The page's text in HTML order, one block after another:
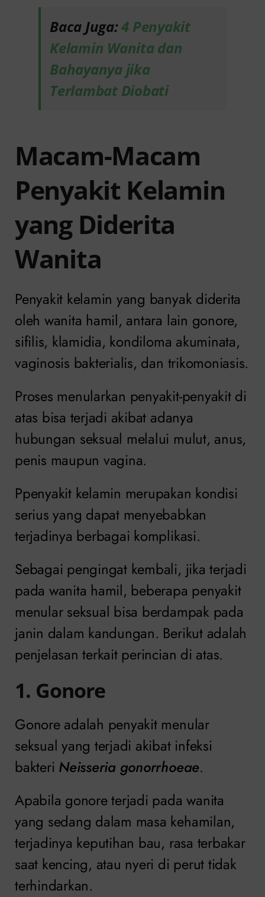
Baca Juga:4 Penyakit
Kelamin Wanita dan
Bahayanya jika
Terlambat Diobati
Macam-Macam
Penyakit Kelamin
yang Diderita
Wanita
Penyakit kelamin yang banyak diderita
oleh wanita hamil, antara lain gonore,
sifilis, klamidia, kondiloma akuminata,
vaginosis bakterialis, dan trikomoniasis.
Proses menularkan penyakit-penyakit di
atas bisa terjadi akibat adanya
hubungan seksual melalui mulut, anus,
penis maupun vagina.
Ppenyakit kelamin merupakan kondisi
serius yang dapat menyebabkan
terjadinya berbagai komplikasi.
Sebagai pengingat kembali, jika terjadi
pada wanita hamil, beberapa penyakit
menular seksual bisa berdampak pada
janin dalam kandungan. Berikut adalah
penjelasan terkait perincian di atas.
1. Gonore
Gonore adalah penyakit menular
seksual yang terjadi akibat infeksi
bakteri Neisseria gonorrhoeae.
Apabila gonore terjadi pada wanita
yang sedang dalam masa kehamilan,
terjadinya keputihan bau, rasa terbakar
saat kencing, atau nyeri di perut tidak
terhindarkan.